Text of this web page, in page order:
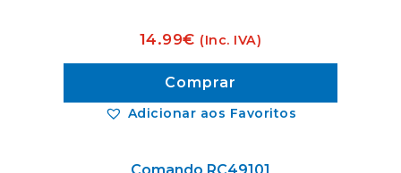
Adicionar aos Favoritos
14.99€ (Inc. IVA)
Comprar